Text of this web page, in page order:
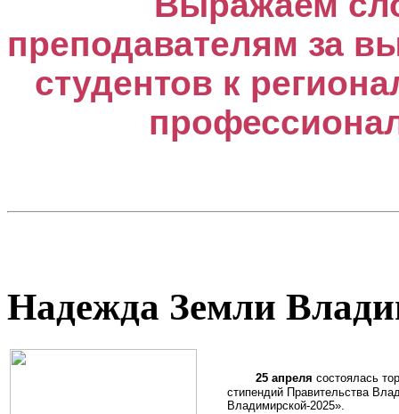
преподавателям за
студентов к
Надежда Земли
25 апреля состоялась
стипендий Правительства
Владимирской-2025».